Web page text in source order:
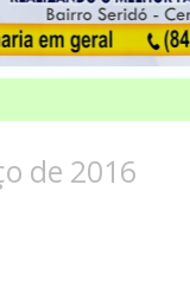
de 2016